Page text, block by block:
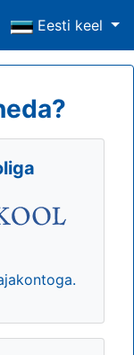
Eesti keel